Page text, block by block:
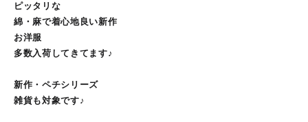
ピッタリな
綿・麻で着心地良い新作
お洋服
多数入荷してきてます♪
新作・ペチシリーズ
雑貨も対象です♪